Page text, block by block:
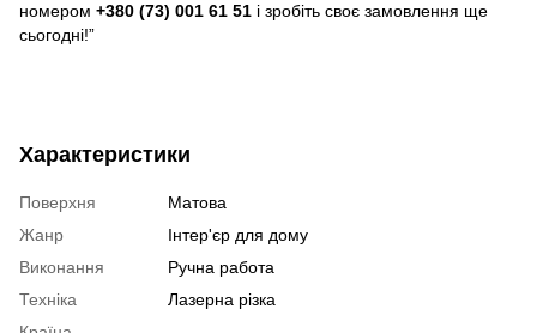
номером +380 (73) 001 61 51 і зробіть своє замовлення ще
сьогодні!”
Характеристики
Поверхня
Матова
Жанр
Інтер'єр для дому
Виконання
Ручна работа
Техніка
Лазерна різка